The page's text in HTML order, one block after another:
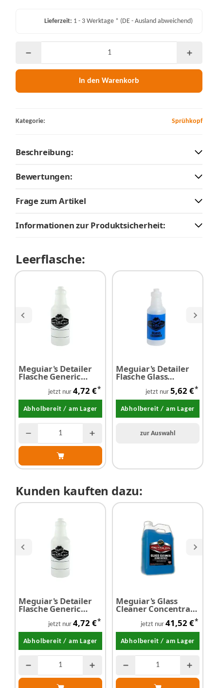
Lieferzeit: 1 - 3 Werktage * (DE - Ausland abweichend)
In den Warenkorb
Kategorie: Sprühkopf
Beschreibung:
Bewertungen:
Frage zum Artikel
Informationen zur Produktsicherheit:
Leerflasche:
Meguiar's Detailer
Flasche Generic
Leerflasche
jetzt nur 4,72 €*
Abholbereit / am Lager
Meguiar's Detailer
Flasche Glass
jetzt nur 5,62 €*
Abholbereit / am Lager
zur Auswahl
Kunden kauften dazu:
Meguiar's Detailer
Flasche Generic
Leerflasche
jetzt nur 4,72 €*
Abholbereit / am Lager
Meguiar's Glass
Cleaner Concentrate
(silikonfrei) 3,78
Liter
jetzt nur 41,52 €*
Abholbereit / am Lager